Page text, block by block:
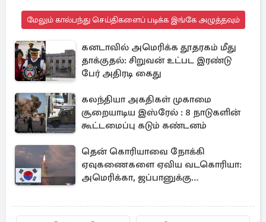
மேலும் கால்பந்து செய்திகளைப் படிக்க இங்கே அழுத்தவும்
கனடாவில் அமெரிக்க தூதரகம் மீது
தாக்குதல்: சிறுவன் உட்பட இரண்டு
பேர் அதிரடி கைது
கலந்தியா அகதிகள் முகாமை
சூறையாடிய இஸ்ரேல் : 8 நாடுகளின்
கூட்டமைப்பு கடும் கண்டனம்
தென் கொரியாவை நோக்கி
ஏவுகணைகளை ஏவிய வடகொரியா:
அமெரிக்கா, ஜப்பானுக்கு